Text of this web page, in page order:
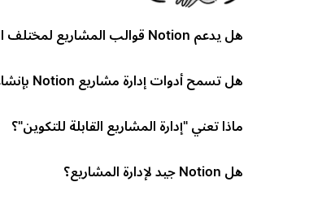
هل يدعم Notion قوالب المشاريع لمختلف القطاعات؟
هل تسمح أدوات إدارة مشاريع Notion بإنشاء سير عمل مخصص؟
ماذا تعني "إدارة المشاريع القابلة للتكوين"؟
هل Notion جيد لإدارة المشاريع؟